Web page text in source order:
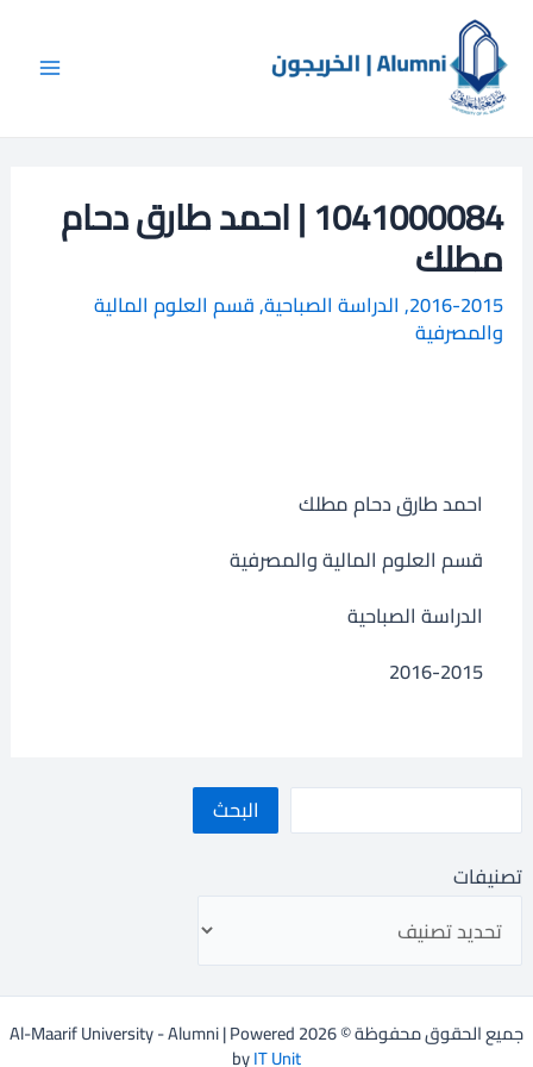
المحتوى
البحث
تصنيفات
1041000084 | احمد طارق دحام
مطلك
2016-2015
, الدراسة الصباحية,قسم العلوم المالية
والمصرفية
احمد طارق دحام مطلك
قسم العلوم المالية والمصرفية
الدراسة الصباحية
2016-2015
جميع الحقوق محفوظة © 2026 Al-Maarif University - Alumni | Powered
byIT Unit